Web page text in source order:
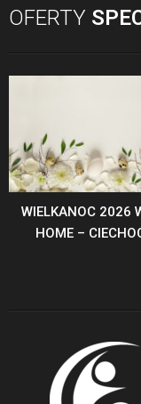
OFERTY
WIELKANOC 2026
HOME –